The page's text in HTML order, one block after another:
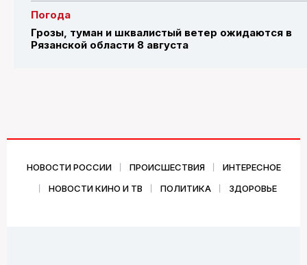
Погода
Грозы, туман и шквалистый ветер ожидаются в
Рязанской области 8 августа
НОВОСТИ РОССИИ ПРОИСШЕСТВИЯ
ИНТЕРЕСНОЕ
НОВОСТИ КИНО И ТВ
ПОЛИТИКА ЗДОРОВЬЕ